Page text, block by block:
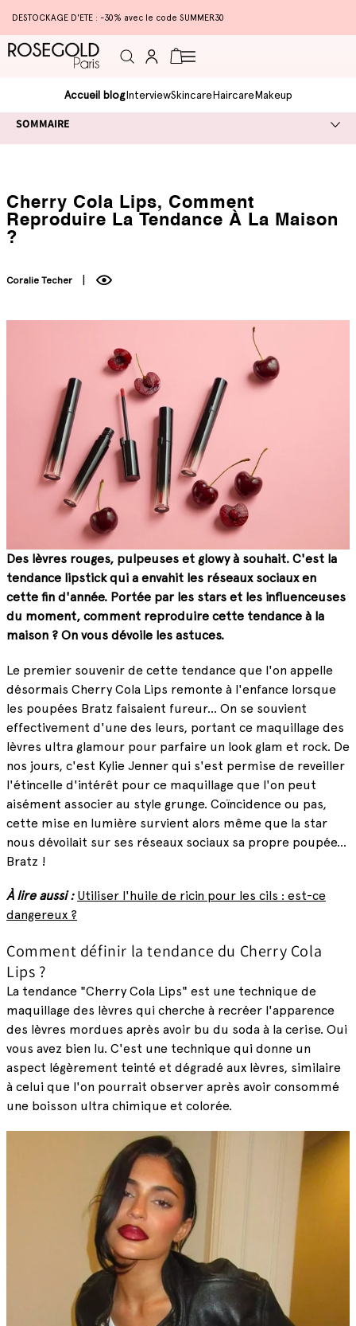
DESTOCKAGE D'ETE : -30% avec le code SUMMER30
ConnexionPanier
Accueil blogInterviewSkincareHaircareMakeup
SOMMAIRE
Cherry Cola Lips, Comment
Reproduire La Tendance À La Maison
?
Coralie Techer
Des lèvres rouges, pulpeuses et glowy à souhait. C'est la
tendance lipstick qui a envahit les réseaux sociaux en
cette fin d'année. Portée par les stars et les influenceuses
du moment, comment reproduire cette tendance à la
maison ? On vous dévoile les astuces.
Le premier souvenir de cette tendance que l'on appelle
désormais Cherry Cola Lips remonte à l'enfance lorsque
les poupées Bratz faisaient fureur... On se souvient
effectivement d'une des leurs, portant ce maquillage des
lèvres ultra glamour pour parfaire un look glam et rock. De
nos jours, c'est Kylie Jenner qui s'est permise de reveiller
l'étincelle d'intérêt pour ce maquillage que l'on peut
aisément associer au style grunge. Coïncidence ou pas,
cette mise en lumière survient alors même que la star
nous dévoilait sur ses réseaux sociaux sa propre poupée...
Bratz !
À lire aussi : Utiliser l'huile de ricin pour les cils : est-ce
dangereux ?
Comment définir la tendance du Cherry Cola
Lips ?
La tendance "Cherry Cola Lips" est une technique de
maquillage des lèvres qui cherche à recréer l'apparence
des lèvres mordues après avoir bu du soda à la cerise. Oui
vous avez bien lu. C'est une technique qui donne un
aspect légèrement teinté et dégradé aux lèvres, similaire
à celui que l'on pourrait observer après avoir consommé
une boisson ultra chimique et colorée.